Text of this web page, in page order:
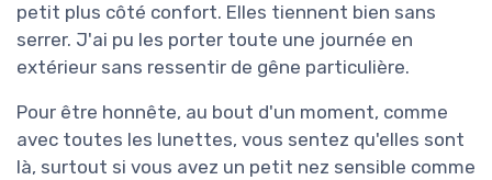
petit plus côté confort. Elles tiennent bien sans
serrer. J'ai pu les porter toute une journée en
extérieur sans ressentir de gêne particulière.
Pour être honnête, au bout d'un moment, comme
avec toutes les lunettes, vous sentez qu'elles sont
là, surtout si vous avez un petit nez sensible comme